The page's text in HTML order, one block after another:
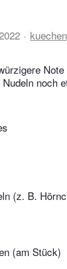
noch
(z. B.
(am Stück)